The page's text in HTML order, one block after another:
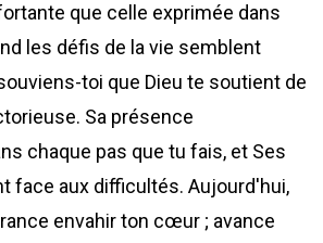
que celle exprimée dans
les défis de la vie semblent
toi que Dieu te soutient de
Sa présence
chaque pas que tu fais, et Ses
face aux difficultés. Aujourd'hui,
envahir ton cœur ; avance